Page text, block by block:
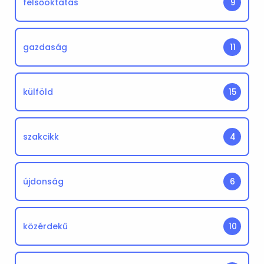
felsőoktatás 9
gazdaság 11
külföld 15
szakcikk 4
újdonság 6
közérdekű 10